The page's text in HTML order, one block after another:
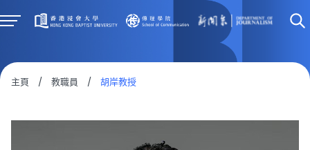
主頁 / 教職員 / 胡岸教授